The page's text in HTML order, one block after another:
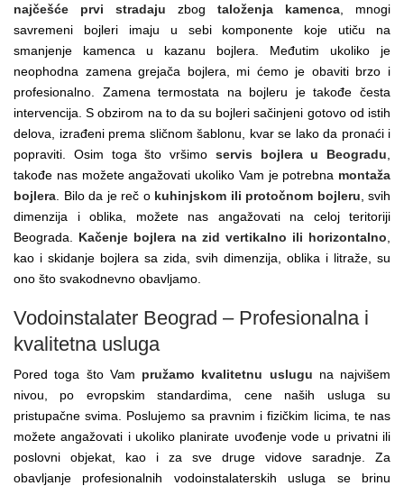
najčešće prvi stradaju zbog taloženja kamenca , mnogi
savremeni bojleri imaju u sebi komponente koje utiču na
smanjenje kamenca u kazanu bojlera. Međutim ukoliko je
neophodna zamena grejača bojlera, mi ćemo je obaviti brzo i
profesionalno. Zamena termostata na bojleru je takođe česta
intervencija. S obzirom na to da su bojleri sačinjeni gotovo od istih
delova, izrađeni prema sličnom šablonu, kvar se lako da pronaći i
popraviti. Osim toga što vršimo servis bojlera u Beogradu
takođe nas možete angažovati ukoliko Vam je potrebna montaža
bojlera . Bilo da je reč o kuhinjskom ili protočnom bojleru , svih
dimenzija i oblika, možete nas angažovati na celoj teritoriji
Beograda. Kačenje bojlera na zid vertikalno ili horizontalno
kao i skidanje bojlera sa zida, svih dimenzija, oblika i litraže, su
ono što svakodnevno obavljamo.
Vodoinstalater Beograd – Profesionalna i
kvalitetna usluga
Pored toga što Vam pružamo kvalitetnu uslugu na najvišem
nivou, po evropskim standardima, cene naših usluga su
pristupačne svima. Poslujemo sa pravnim i fizičkim licima, te nas
možete angažovati i ukoliko planirate uvođenje vode u privatni ili
poslovni objekat, kao i za sve druge vidove saradnje. Za
obavljanje profesionalnih vodoinstalaterskih usluga se brinu